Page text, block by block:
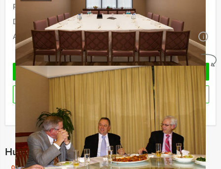
Prijs:
€ 99,50 p.p. excl. BTW
Duur:
7 uur en 30 minuten
Aantal:
Minimaal 15 personen i
Geheel vrijblijvend
VRAAG VRIJBLIJVEND OFFERTE AAN
Ik heb een vraag over dit uitje
Hulp nodig bij het kiezen?